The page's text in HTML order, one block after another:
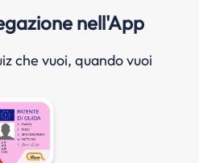
nell'App
che vuoi, quando vuoi